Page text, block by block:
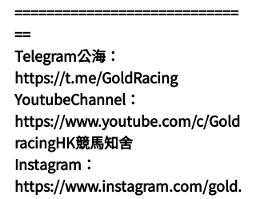
============================
==
Telegram公海：
https://t.me/GoldRacing
YoutubeChannel：
https://www.youtube.com/c/Gold
racingHK競馬知舍
Instagram：
https://www.instagram.com/gold.